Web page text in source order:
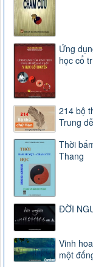
Ứng
học cổ
214 bộ
Trung
Thời
Thang
ĐỜI
Vinh
một